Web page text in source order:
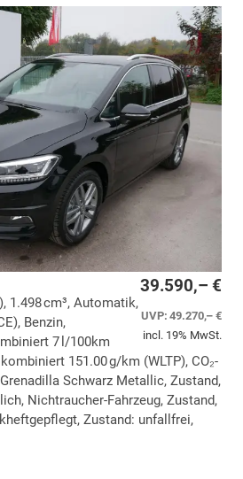
39.590,– €
UVP:49.270,– €
incl. 19% MwSt.
1.498 cm³, Automatik,
Benzin,
7 l/100km
151.00 g/km (WLTP), CO₂-
Schwarz Metallic, Zustand,
Nichtraucher-Fahrzeug, Zustand,
Zustand: unfallfrei,
drucken